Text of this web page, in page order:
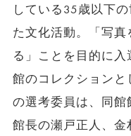
している35歳以下
た文化活動。「写
る」ことを目的に
館のコレクション
の選考委員は、同館
館長の瀬戸正人、